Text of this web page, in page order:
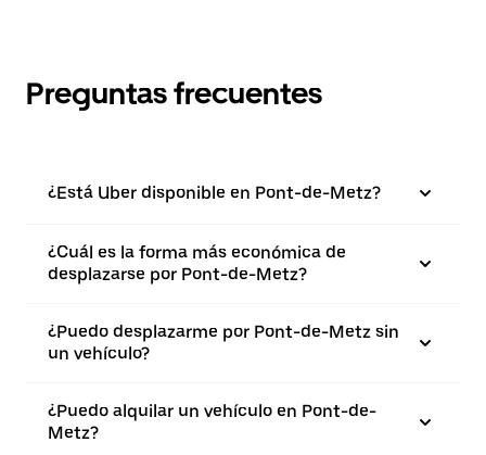
Preguntas frecuentes
¿Está Uber disponible en Pont-de-Metz?
¿Cuál es la forma más económica de
desplazarse por Pont-de-Metz?
¿Puedo desplazarme por Pont-de-Metz sin
un vehículo?
¿Puedo alquilar un vehículo en Pont-de-
Metz?